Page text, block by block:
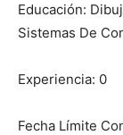
Educación:
Sistemas De
Experiencia: 0
Fecha Límite